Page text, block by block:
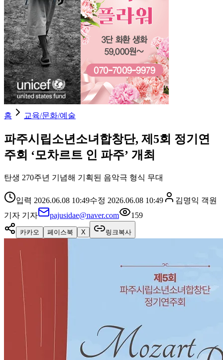
홈 교육/문화/예술
파주시립소년소녀합창단, 제5회 정기연
주회 ‘모차르트 인 파주’ 개최
탄생 270주년 기념해 기획된 음악극 형식 무대
입력 2026.06.08 10:49수정 2026.06.08 10:49
김명익 객원
기자 기자 pajusidae@naver.com 159
카카오 페이스북 X 링크복사